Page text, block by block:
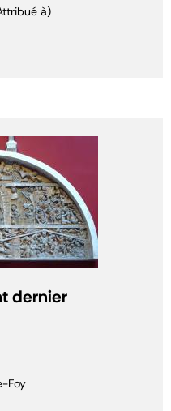
à)
dernier
Foy